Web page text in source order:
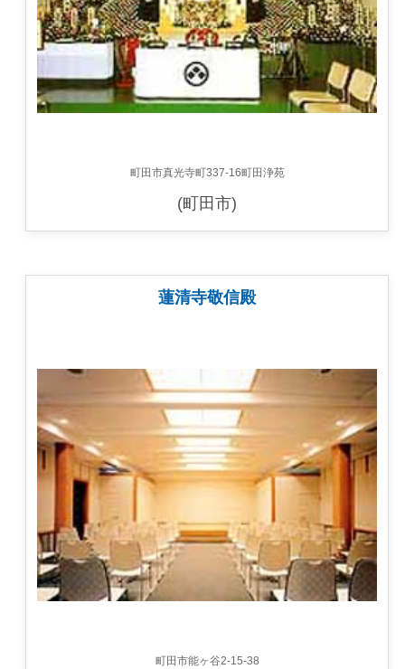
町田市真光寺町337-16町田浄苑
(町田市)
蓮清寺敬信殿
町田市能ヶ谷2-15-38